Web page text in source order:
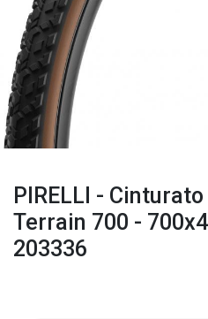
PIRELLI -
Terrain 700 -
203336